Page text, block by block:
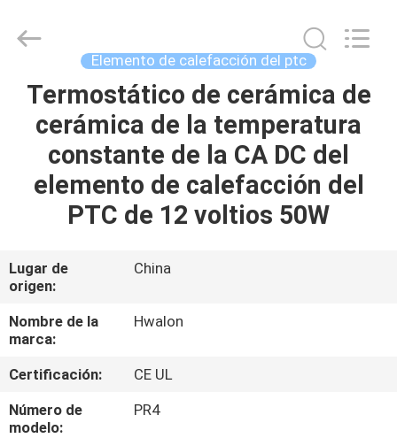
HOGAR
PRODUCTOS
ACERCA
NOSOTROS
VISITA
A
LA
FÁBRICA
Electronic
Elemento de calefacción del ptc
Termostático de cerámica de
cerámica de la temperatura
constante de la CA DC del
elemento de calefacción del
PTC de 12 voltios 50W
Lugar de
origen:
China
Nombre de la
marca:
Hwalon
Certificación:
CE UL
Número de
modelo:
PR4